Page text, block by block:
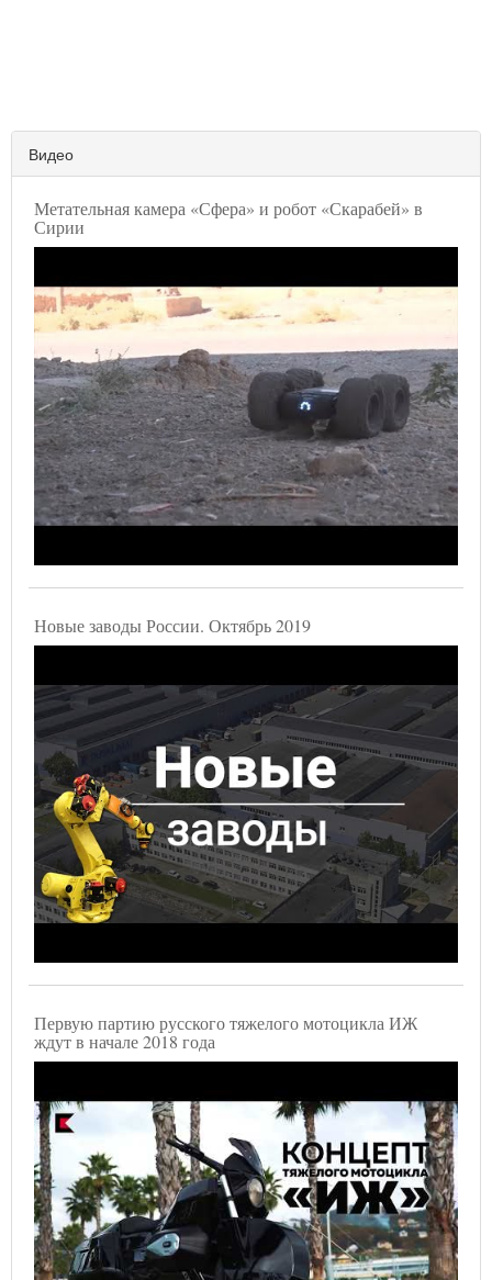
Видео
Метательная камера «Сфера» и робот «Скарабей» в
Сирии
Новые заводы России. Октябрь 2019
Первую партию русского тяжелого мотоцикла ИЖ
ждут в начале 2018 года